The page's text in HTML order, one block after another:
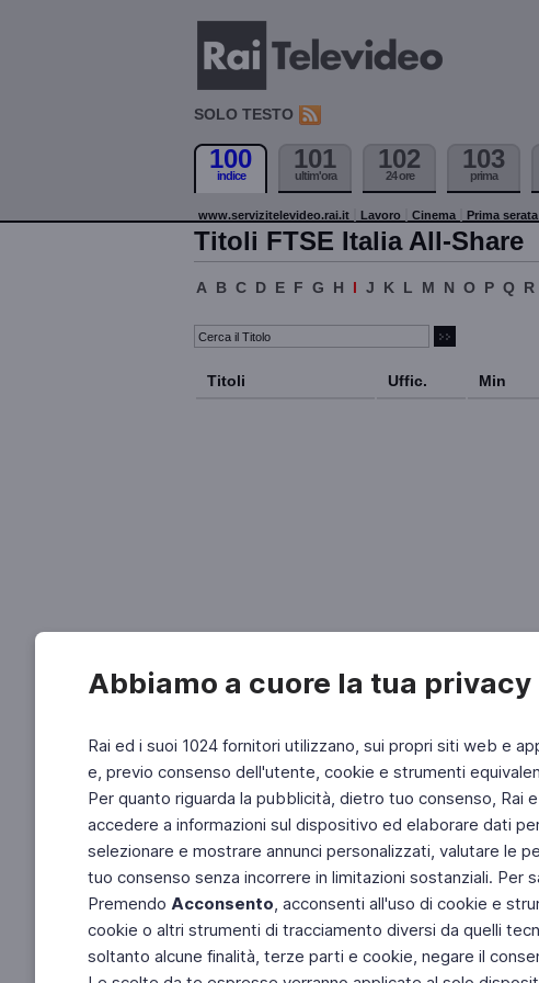
Abbiamo a cuore la tua privacy
Rai ed i suoi 1024 fornitori utilizzano, sui propri siti web e
e, previo consenso dell'utente, cookie e strumenti
Per quanto riguarda la pubblicità, dietro tuo consenso,
accedere a informazioni sul dispositivo ed elaborare dati
selezionare e mostrare annunci personalizzati, valutare le
tuo consenso senza incorrere in limitazioni sostanziali. Per
Premendo Acconsento, acconsenti all'uso di cookie e
cookie o altri strumenti di tracciamento diversi da quelli
soltanto alcune finalità, terze parti e cookie, negare il
SOLO TESTO
100
indice
101
ultim'ora
102
24 ore
103
prima
www.servizitelevideo.rai.it Lavoro Cinema Prima
Titoli FTSE Italia All-Share
A B C D E F G H I J K L M N O P Q R
Titoli Uffic. Min